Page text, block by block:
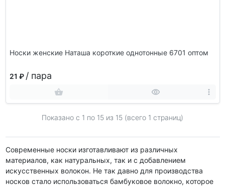
Носки женские Наташа короткие однотонные 6701 оптом
21 ₽ / пара
Показано с 1 по 15 из 15 (всего 1 страниц)
Современные носки изготавливают из различных
материалов, как натуральных, так и с добавлением
искусственных волокон. Не так давно для производства
носков стало использоваться бамбуковое волокно, которое